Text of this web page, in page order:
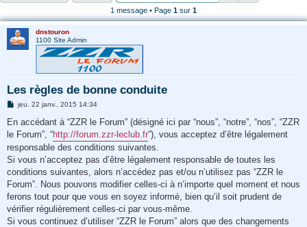
1 message • Page 1 sur 1
dnstouron
1100 Site Admin
Les règles de bonne conduite
M
s
a
g
e
jeu. 22 janv., 2015 14:34
En accédant à “ZZR le Forum” (désigné ici par “nous”, “notre”, “nos”, “ZZR
le Forum”, “http://forum.zzr-leclub.fr”), vous acceptez d’être légalement
responsable des conditions suivantes.
Si vous n’acceptez pas d’être légalement responsable de toutes les
conditions suivantes, alors n’accédez pas et/ou n’utilisez pas “ZZR le
Forum”. Nous pouvons modifier celles-ci à n’importe quel moment et nous
ferons tout pour que vous en soyez informé, bien qu’il soit prudent de
vérifier régulièrement celles-ci par vous-même.
Si vous continuez d’utiliser “ZZR le Forum” alors que des changements